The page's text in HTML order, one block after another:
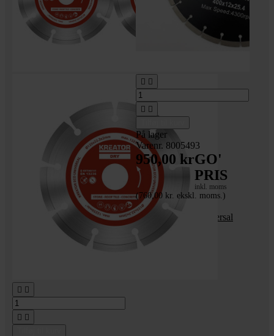
 
 
 
 
På lager
Varenr. 8005493
950,00 krGO'
PRIS
inkl. moms
(760,00 kr. ekskl. moms.)
Eminent 400 mm
diamantklinge - universal